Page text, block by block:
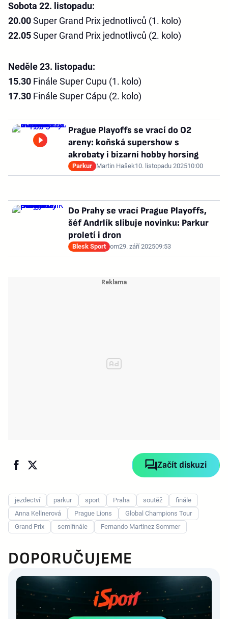
Sobota 22. listopadu:
20.00Super Grand Prix jednotlivců (1. kolo)
22.05Super Grand Prix jednotlivců (2. kolo)
Neděle 23. listopadu:
15.30 Finále Super Cupu (1. kolo)
17.30 Finále Super Cápu (2. kolo)
Prague Playoffs se vrací do O2
areny: koňská supershow s
akrobaty i bizarní hobby horsing
Parkur Martin Hašek10. listopadu 202510:00
Do Prahy se vrací Prague Playoffs,
šéf Andrlík slibuje novinku: Parkur
proletí i dron
Blesk Sport om29. září 202509:53
Začít diskuzi
jezdectví parkur sport Praha soutěž
finále
Anna Kellnerová
Prague Lions
Global Champions Tour
Grand Prix
semifinále Fernando Martinez Sommer
DOPORUČUJEME